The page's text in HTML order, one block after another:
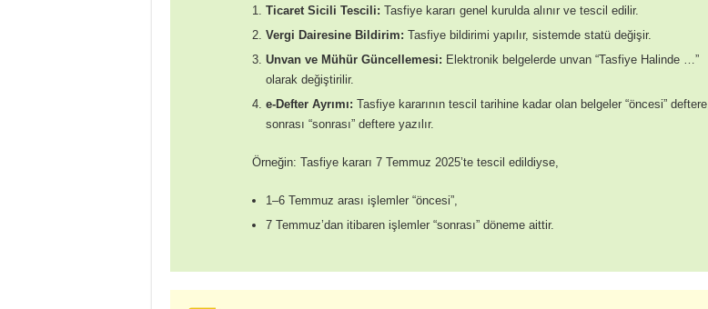
Ticaret Sicili Tescili: Tasfiye kararı genel kurulda alınır ve tescil edilir.
Vergi Dairesine Bildirim: Tasfiye bildirimi yapılır, sistemde statü değişir.
Unvan ve Mühür Güncellemesi: Elektronik belgelerde unvan “Tasfiye Halinde …”
olarak değiştirilir.
e-Defter Ayrımı: Tasfiye kararının tescil tarihine kadar olan belgeler “öncesi” deftere,
sonrası “sonrası” deftere yazılır.
Örneğin: Tasfiye kararı 7 Temmuz 2025’te tescil edildiyse,
1–6 Temmuz arası işlemler “öncesi”,
7 Temmuz’dan itibaren işlemler “sonrası” döneme aittir.